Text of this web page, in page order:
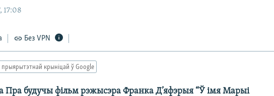
17:08
Без VPN
прыярытэтнай крыніцай ў Google
Пра будучы фільм рэжысэра Франка Д’яфэрыя “Ў імя Марыі